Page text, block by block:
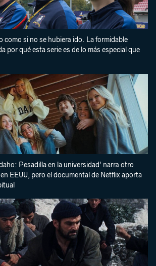
como si no se hubiera ido. La formidable
por qué esta serie es de lo más especial que
Pesadilla en la universidad' narra otro
EEUU, pero el documental de Netflix aporta